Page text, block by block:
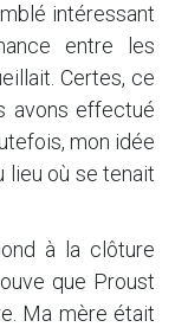
intéressant
entre les
Certes, ce
avons effectué
mon idée
lieu où se tenait
à la clôture
que Proust
Ma mère était